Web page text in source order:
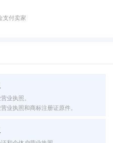
支付卖家
业执照。
业执照和商标注册证原件。